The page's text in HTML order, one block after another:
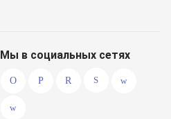
Мы в социальных сетях